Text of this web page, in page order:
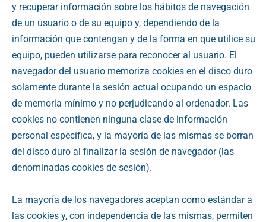
y recuperar información sobre los hábitos de navegación
de un usuario o de su equipo y, dependiendo de la
información que contengan y de la forma en que utilice su
equipo, pueden utilizarse para reconocer al usuario. El
navegador del usuario memoriza cookies en el disco duro
solamente durante la sesión actual ocupando un espacio
de memoria mínimo y no perjudicando al ordenador. Las
cookies no contienen ninguna clase de información
personal específica, y la mayoría de las mismas se borran
del disco duro al finalizar la sesión de navegador (las
denominadas cookies de sesión).
La mayoría de los navegadores aceptan como estándar a
las cookies y, con independencia de las mismas, permiten